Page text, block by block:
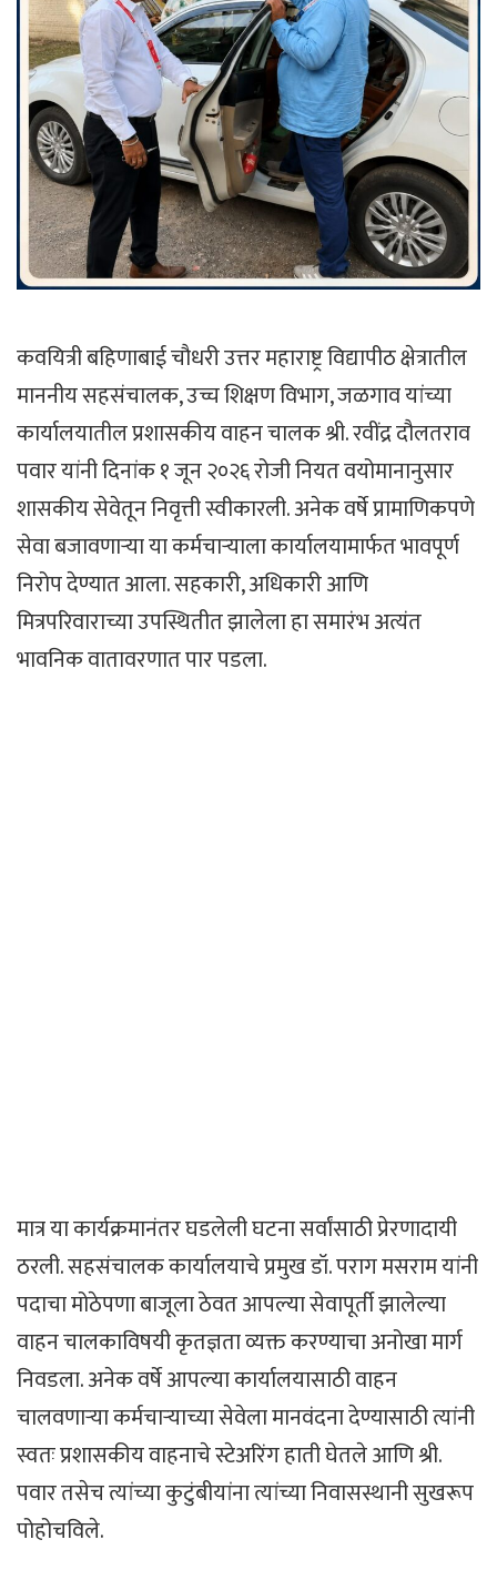
कवयित्री बहिणाबाई चौधरी उत्तर महाराष्ट्र विद्यापीठ क्षेत्रातील
माननीय सहसंचालक, उच्च शिक्षण विभाग, जळगाव यांच्या
कार्यालयातील प्रशासकीय वाहन चालक श्री. रवींद्र दौलतराव
पवार यांनी दिनांक १ जून २०२६ रोजी नियत वयोमानानुसार
शासकीय सेवेतून निवृत्ती स्वीकारली. अनेक वर्षे प्रामाणिकपणे
सेवा बजावणाऱ्या या कर्मचाऱ्याला कार्यालयामार्फत भावपूर्ण
निरोप देण्यात आला. सहकारी, अधिकारी आणि
मित्रपरिवाराच्या उपस्थितीत झालेला हा समारंभ अत्यंत
भावनिक वातावरणात पार पडला.
मात्र या कार्यक्रमानंतर घडलेली घटना सर्वांसाठी प्रेरणादायी
ठरली. सहसंचालक कार्यालयाचे प्रमुख डॉ. पराग मसराम यांनी
पदाचा मोठेपणा बाजूला ठेवत आपल्या सेवापूर्ती झालेल्या
वाहन चालकाविषयी कृतज्ञता व्यक्त करण्याचा अनोखा मार्ग
निवडला. अनेक वर्षे आपल्या कार्यालयासाठी वाहन
चालवणाऱ्या कर्मचाऱ्याच्या सेवेला मानवंदना देण्यासाठी त्यांनी
स्वतः प्रशासकीय वाहनाचे स्टेअरिंग हाती घेतले आणि श्री.
पवार तसेच त्यांच्या कुटुंबीयांना त्यांच्या निवासस्थानी सुखरूप
पोहोचविले.